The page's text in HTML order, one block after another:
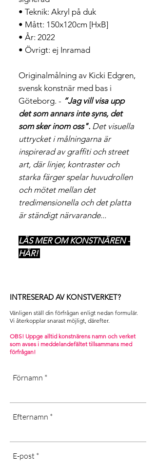
• Teknik: Akryl på duk
• Mått: 150x120cm [HxB]
• År: 2022
• Övrigt: ej Inramad
Originalmålning av Kicki Edgren,
svensk konstnär med bas i
Göteborg. - ”Jag vill visa upp
det som annars inte syns, det
som sker inom oss". Det visuella
uttrycket i målningarna är
inspirerad av graffiti och street
art, där linjer, kontraster och
starka färger spelar huvudrollen
och mötet mellan det
tredimensionella och det platta
är ständigt närvarande...
LÄS MER OM KONSTNÄREN -
HÄR!
INTRESERAD AV KONSTVERKET?
Vänligen ställ din förfrågan enligt nedan formulär.
Vi återkopplar snarast möjligt, därefter. ​
OBS! Uppge alltid konstnärens namn och verket
som avses i meddelandefältet tillsammans med
förfrågan!
Förnamn
Efternamn
E-post